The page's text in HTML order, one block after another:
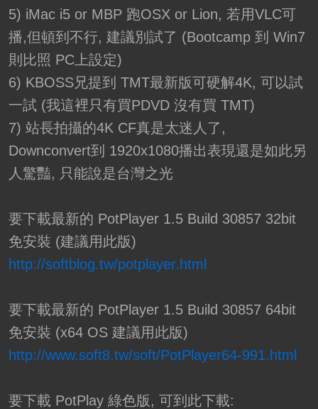
5) iMac i5 or MBP 跑OSX or Lion, 若用VLC可
播,但頓到不行, 建議別試了 (Bootcamp 到 Win7
則比照 PC上設定)
6) KBOSS兄提到 TMT最新版可硬解4K, 可以試
一試 (我這裡只有買PDVD 沒有買 TMT)
7) 站長拍攝的4K CF真是太迷人了,
Downconvert到 1920x1080播出表現還是如此另
人驚豔, 只能說是台灣之光
要下載最新的 PotPlayer 1.5 Build 30857 32bit
免安裝 (建議用此版)
http://softblog.tw/potplayer.html
要下載最新的 PotPlayer 1.5 Build 30857 64bit
免安裝 (x64 OS 建議用此版)
http://www.soft8.tw/soft/PotPlayer64-991.html
要下載 PotPlay 綠色版, 可到此下載: